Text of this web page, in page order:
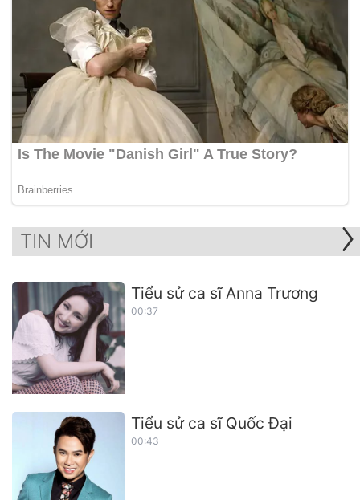
TIN MỚI
Tiểu sử ca sĩ Anna Trương
00:37
Tiểu sử ca sĩ Quốc Đại
00:43